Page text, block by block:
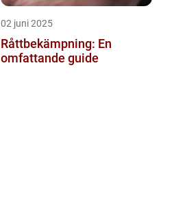
02 juni 2025
Råttbekämpning: En
omfattande guide